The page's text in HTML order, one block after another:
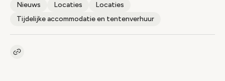
Nieuws Locaties
Locaties
Tijdelijke accommodatie en tentenverhuur
Kopieer link naar artikel